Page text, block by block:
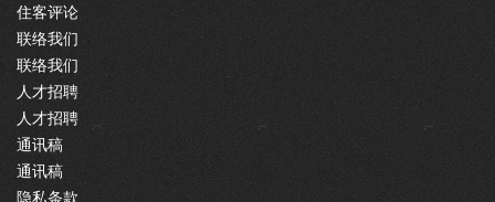
住客评论
联络我们
联络我们
人才招聘
人才招聘
通讯稿
通讯稿
隐私条款